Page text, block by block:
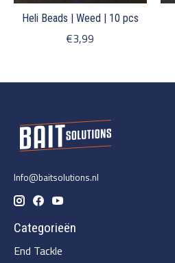
Heli Beads | Weed | 10 pcs
€3,99
Info@baitsolutions.nl
Categorieën
End Tackle